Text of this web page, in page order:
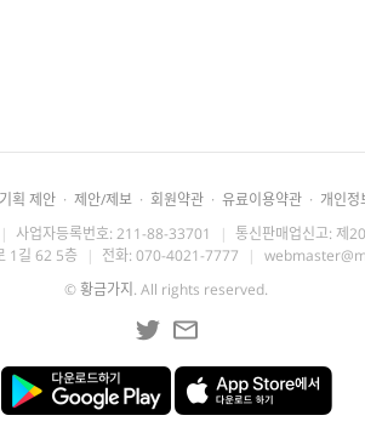
기획 제안 · 제안/제보 · 회원약관 · 유료이용약관 · 개인정
| 사업자등록번호: 211-88-33701 | 통신판매업신고: 제
1길 62 5층 | 전화: 070-4021-7777 |
©황금가지 . All rights reserved.